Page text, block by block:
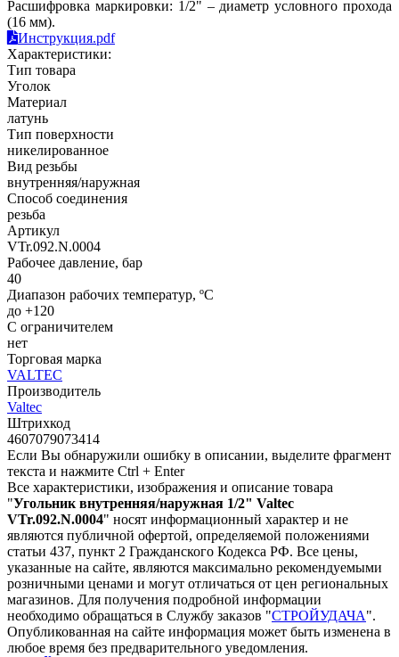
Расшифровка маркировки: 1/2" – диаметр условного прохода
(16 мм).
Инструкция.pdf
Характеристики:
Тип товара
Уголок
Материал
латунь
Тип поверхности
никелированное
Вид резьбы
внутренняя/наружная
Способ соединения
резьба
Артикул
VTr.092.N.0004
Рабочее давление, бар
40
Диапазон рабочих температур, ºС
до +120
С ограничителем
нет
Торговая марка
VALTEC
Производитель
Valtec
Штрихкод
4607079073414
Если Вы обнаружили ошибку в описании, выделите фрагмент
текста и нажмите Ctrl + Enter
Все характеристики, изображения и описание товара
"Угольник внутренняя/наружная 1/2" Valtec
VTr.092.N.0004" носят информационный характер и не
являются публичной офертой, определяемой положениями
статьи 437, пункт 2 Гражданского Кодекса РФ. Все цены,
указанные на сайте, являются максимально рекомендуемыми
розничными ценами и могут отличаться от цен региональных
магазинов. Для получения подробной информации
необходимо обращаться в Службу заказов "СТРОЙУДАЧА".
Опубликованная на сайте информация может быть изменена в
любое время без предварительного уведомления.